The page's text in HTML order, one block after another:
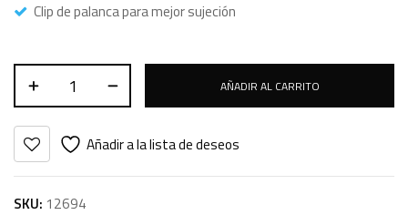
Clip de palanca para mejor sujeción
AÑADIR AL CARRITO
Añadir a la lista de deseos
SKU: 12694